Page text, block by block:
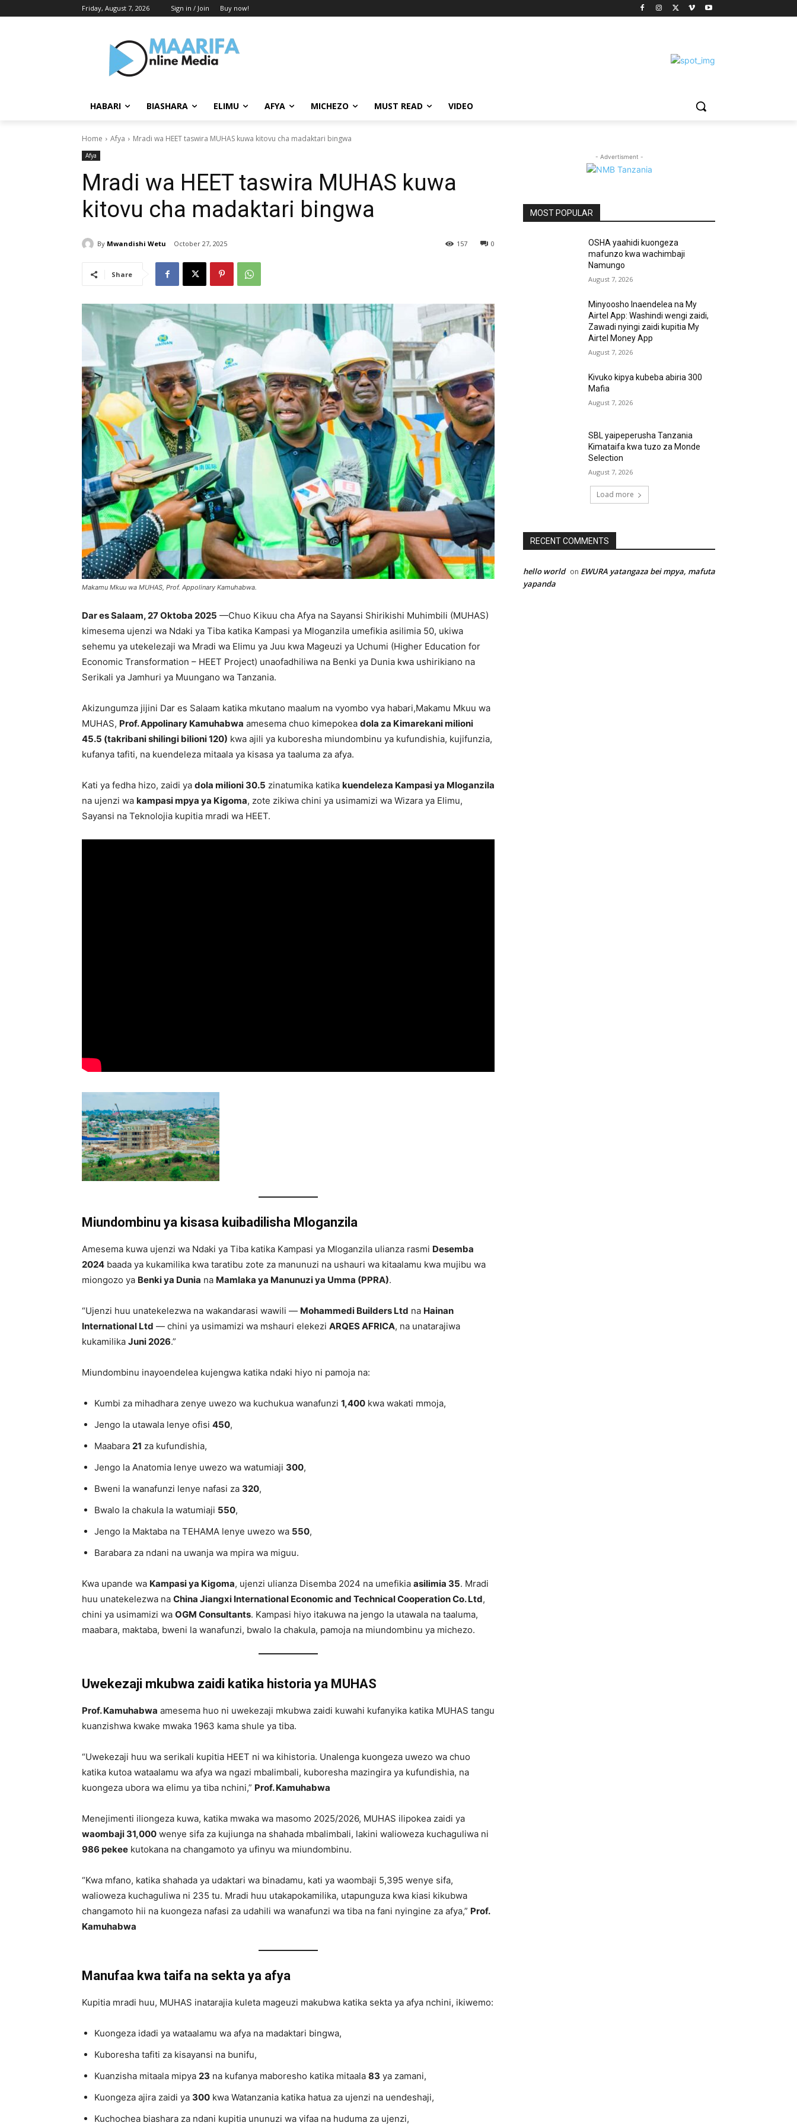
Friday, August 7, 2026 Sign in / Join Buy now!
HABARI BIASHARA ELIMU AFYA MICHEZO MUST READ VIDEO
Home Afya Mradi wa HEET taswira MUHAS kuwa kitovu cha madaktari bingwa
Afya
Mradi wa HEET taswira MUHAS kuwa
kitovu cha madaktari bingwa
By Mwandishi Wetu October 27, 2025 0
157
Share
Makamu Mkuu wa MUHAS, Prof. Appolinary Kamuhabwa.
Dar es Salaam, 27 Oktoba 2025 —Chuo Kikuu cha Afya na Sayansi Shirikishi Muhimbili (MUHAS)
kimesema ujenzi wa Ndaki ya Tiba katika Kampasi ya Mloganzila umefikia asilimia 50, ukiwa
sehemu ya utekelezaji wa Mradi wa Elimu ya Juu kwa Mageuzi ya Uchumi (Higher Education for
Economic Transformation – HEET Project) unaofadhiliwa na Benki ya Dunia kwa ushirikiano na
Serikali ya Jamhuri ya Muungano wa Tanzania.
Akizungumza jijini Dar es Salaam katika mkutano maalum na vyombo vya habari,Makamu Mkuu wa
MUHAS, Prof. Appolinary Kamuhabwa amesema chuo kimepokea dola za Kimarekani milioni
45.5 (takribani shilingi bilioni 120) kwa ajili ya kuboresha miundombinu ya kufundishia, kujifunzia,
kufanya tafiti, na kuendeleza mitaala ya kisasa ya taaluma za afya.
Kati ya fedha hizo, zaidi ya dola milioni 30.5 zinatumika katika kuendeleza Kampasi ya Mloganzila
na ujenzi wa kampasi mpya ya Kigoma, zote zikiwa chini ya usimamizi wa Wizara ya Elimu,
Sayansi na Teknolojia kupitia mradi wa HEET.
Miundombinu ya kisasa kuibadilisha Mloganzila
Amesema kuwa ujenzi wa Ndaki ya Tiba katika Kampasi ya Mloganzila ulianza rasmi Desemba
2024 baada ya kukamilika kwa taratibu zote za manunuzi na ushauri wa kitaalamu kwa mujibu wa
miongozo ya Benki ya Dunia na Mamlaka ya Manunuzi ya Umma (PPRA).
“Ujenzi huu unatekelezwa na wakandarasi wawili — Mohammedi Builders Ltd na Hainan
International Ltd — chini ya usimamizi wa mshauri elekezi ARQES AFRICA, na unatarajiwa
kukamilika Juni 2026.”
Miundombinu inayoendelea kujengwa katika ndaki hiyo ni pamoja na:
Kumbi za mihadhara zenye uwezo wa kuchukua wanafunzi 1,400 kwa wakati mmoja,
Jengo la utawala lenye ofisi 450,
Maabara 21 za kufundishia,
Jengo la Anatomia lenye uwezo wa watumiaji 300,
Bweni la wanafunzi lenye nafasi za 320,
Bwalo la chakula la watumiaji 550,
Jengo la Maktaba na TEHAMA lenye uwezo wa 550,
Barabara za ndani na uwanja wa mpira wa miguu.
Kwa upande wa Kampasi ya Kigoma, ujenzi ulianza Disemba 2024 na umefikia asilimia 35. Mradi
huu unatekelezwa na China Jiangxi International Economic and Technical Cooperation Co. Ltd,
chini ya usimamizi wa OGM Consultants. Kampasi hiyo itakuwa na jengo la utawala na taaluma,
maabara, maktaba, bweni la wanafunzi, bwalo la chakula, pamoja na miundombinu ya michezo.
Uwekezaji mkubwa zaidi katika historia ya MUHAS
Prof. Kamuhabwa amesema huo ni uwekezaji mkubwa zaidi kuwahi kufanyika katika MUHAS tangu
kuanzishwa kwake mwaka 1963 kama shule ya tiba.
“Uwekezaji huu wa serikali kupitia HEET ni wa kihistoria. Unalenga kuongeza uwezo wa chuo
katika kutoa wataalamu wa afya wa ngazi mbalimbali, kuboresha mazingira ya kufundishia, na
kuongeza ubora wa elimu ya tiba nchini,” Prof. Kamuhabwa
Menejimenti iliongeza kuwa, katika mwaka wa masomo 2025/2026, MUHAS ilipokea zaidi ya
waombaji 31,000 wenye sifa za kujiunga na shahada mbalimbali, lakini walioweza kuchaguliwa ni
986 pekee kutokana na changamoto ya ufinyu wa miundombinu.
“Kwa mfano, katika shahada ya udaktari wa binadamu, kati ya waombaji 5,395 wenye sifa,
walioweza kuchaguliwa ni 235 tu. Mradi huu utakapokamilika, utapunguza kwa kiasi kikubwa
changamoto hii na kuongeza nafasi za udahili wa wanafunzi wa tiba na fani nyingine za afya,” Prof.
Kamuhabwa
Manufaa kwa taifa na sekta ya afya
Kupitia mradi huu, MUHAS inatarajia kuleta mageuzi makubwa katika sekta ya afya nchini, ikiwemo:
Kuongeza idadi ya wataalamu wa afya na madaktari bingwa,
Kuboresha tafiti za kisayansi na bunifu,
Kuanzisha mitaala mipya 23 na kufanya maboresho katika mitaala 83 ya zamani,
Kuongeza ajira zaidi ya 300 kwa Watanzania katika hatua za ujenzi na uendeshaji,
Kuchochea biashara za ndani kupitia ununuzi wa vifaa na huduma za ujenzi,
- Advertisment -
MOST POPULAR
OSHA yaahidi kuongeza
mafunzo kwa wachimbaji
Namungo
August 7, 2026
Minyoosho Inaendelea na My
Airtel App: Washindi wengi zaidi,
Zawadi nyingi zaidi kupitia My
Airtel Money App
August 7, 2026
Kivuko kipya kubeba abiria 300
Mafia
August 7, 2026
SBL yaipeperusha Tanzania
Kimataifa kwa tuzo za Monde
Selection
August 7, 2026
Load more
RECENT COMMENTS
hello world on EWURA yatangaza bei mpya, mafuta
yapanda